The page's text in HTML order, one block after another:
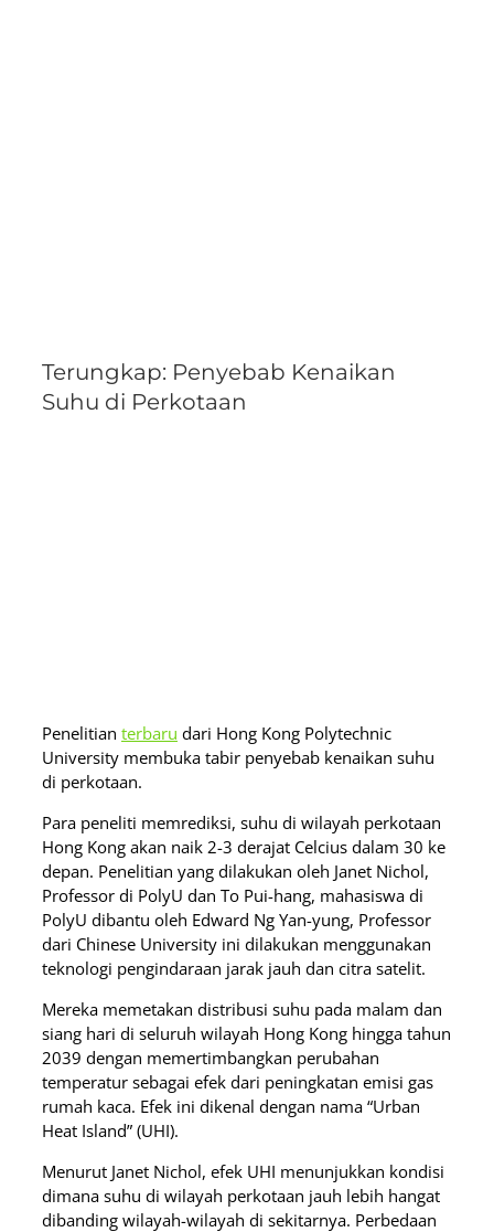
Terungkap: Penyebab Kenaikan
Suhu di Perkotaan
Penelitian terbaru dari Hong Kong Polytechnic
University membuka tabir penyebab kenaikan suhu
di perkotaan.
Para peneliti memrediksi, suhu di wilayah perkotaan
Hong Kong akan naik 2-3 derajat Celcius dalam 30 ke
depan. Penelitian yang dilakukan oleh Janet Nichol,
Professor di PolyU dan To Pui-hang, mahasiswa di
PolyU dibantu oleh Edward Ng Yan-yung, Professor
dari Chinese University ini dilakukan menggunakan
teknologi pengindaraan jarak jauh dan citra satelit.
Mereka memetakan distribusi suhu pada malam dan
siang hari di seluruh wilayah Hong Kong hingga tahun
2039 dengan memertimbangkan perubahan
temperatur sebagai efek dari peningkatan emisi gas
rumah kaca. Efek ini dikenal dengan nama “Urban
Heat Island” (UHI).
Menurut Janet Nichol, efek UHI menunjukkan kondisi
dimana suhu di wilayah perkotaan jauh lebih hangat
dibanding wilayah-wilayah di sekitarnya. Perbedaan